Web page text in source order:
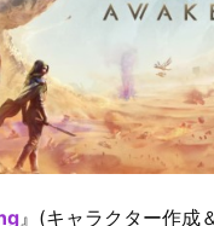
』(キャラクター作成